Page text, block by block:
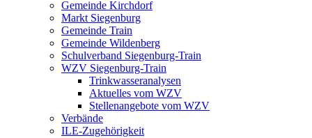
Gemeinde Kirchdorf
Markt Siegenburg
Gemeinde Train
Gemeinde Wildenberg
Schulverband Siegenburg-Train
WZV Siegenburg-Train
Trinkwasseranalysen
Aktuelles vom WZV
Stellenangebote vom WZV
Verbände
ILE-Zugehörigkeit